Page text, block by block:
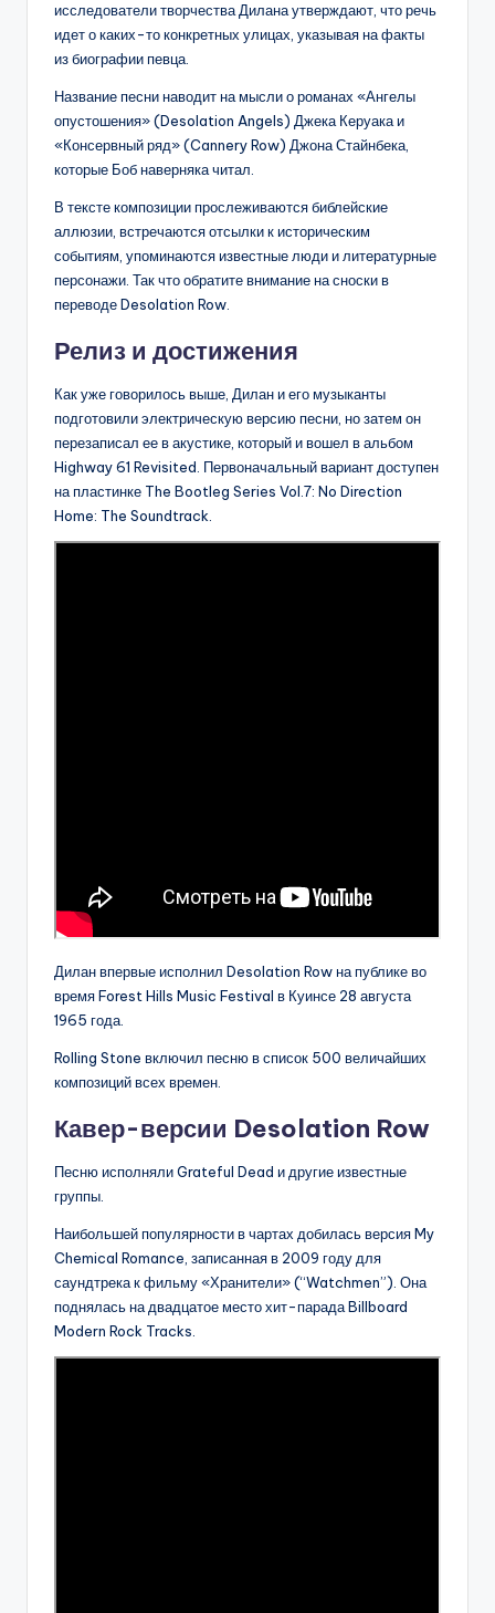
исследователи творчества Дилана утверждают, что речь
идет о каких-то конкретных улицах, указывая на факты
из биографии певца.
Название песни наводит на мысли о романах «Ангелы
опустошения» (Desolation Angels) Джека Керуака и
«Консервный ряд» (Cannery Row) Джона Стайнбека,
которые Боб наверняка читал.
В тексте композиции прослеживаются библейские
аллюзии, встречаются отсылки к историческим
событиям, упоминаются известные люди и литературные
персонажи. Так что обратите внимание на сноски в
переводе Desolation Row.
Релиз и достижения
Как уже говорилось выше, Дилан и его музыканты
подготовили электрическую версию песни, но затем он
перезаписал ее в акустике, который и вошел в альбом
Highway 61 Revisited. Первоначальный вариант доступен
на пластинке The Bootleg Series Vol.7: No Direction
Home: The Soundtrack.
Дилан впервые исполнил Desolation Row на публике во
время Forest Hills Music Festival в Куинсе 28 августа
1965 года.
Rolling Stone включил песню в список 500 величайших
композиций всех времен.
Кавер-версии Desolation Row
Песню исполняли Grateful Dead и другие известные
группы.
Наибольшей популярности в чартах добилась версия My
Chemical Romance, записанная в 2009 году для
саундтрека к фильму «Хранители» (“Watchmen”). Она
поднялась на двадцатое место хит-парада Billboard
Modern Rock Tracks.